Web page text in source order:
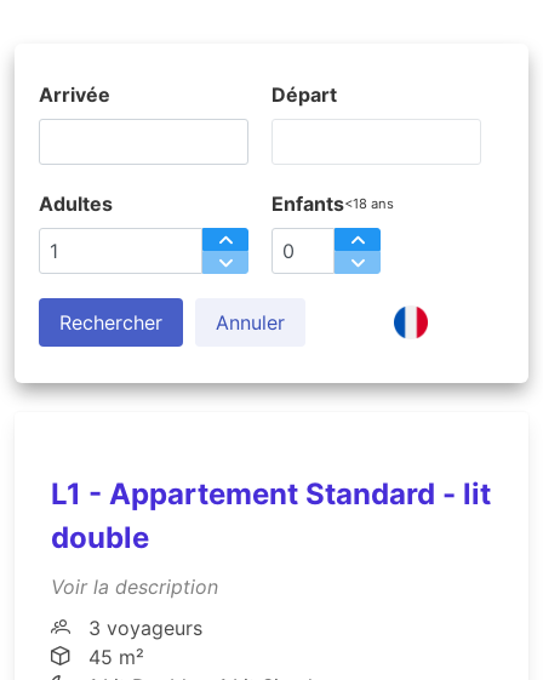
Arrivée Départ
Adultes Enfants<18 ans
Rechercher Annuler
L1 - Appartement Standard - lit
double
Voir la description
3 voyageurs
45 m²